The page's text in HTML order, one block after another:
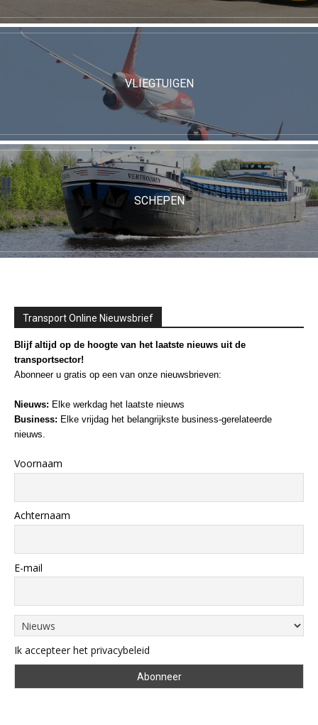
VLIEGTUIGEN
SCHEPEN
Transport Online Nieuwsbrief
Blijf altijd op de hoogte van het laatste nieuws uit de
transportsector!
Abonneer u gratis op een van onze nieuwsbrieven:
Nieuws: Elke werkdag het laatste nieuws
Business: Elke vrijdag het belangrijkste business-gerelateerde
nieuws.
Voornaam
Achternaam
E-mail
Ik accepteer het privacybeleid